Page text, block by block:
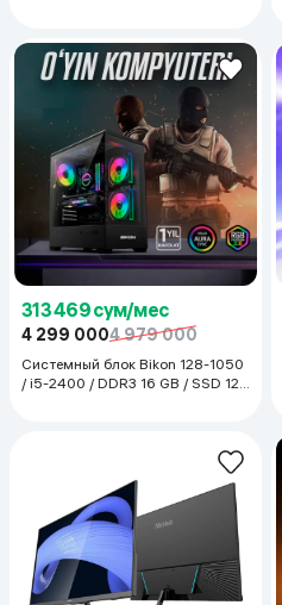
313 469 сум/мес
4 299 0004 979 000
Системный блок Bikon 128-1050
/ i5-2400 / DDR3 16 GB / SSD 128